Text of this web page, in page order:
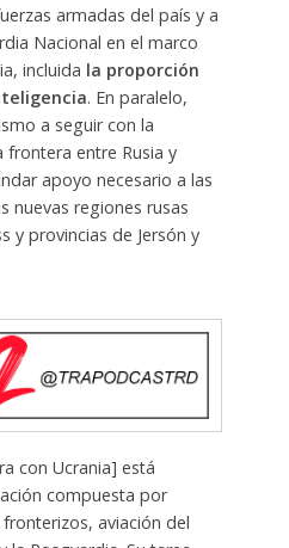
armadas del país y a
Nacional en el marco
incluida la proporción
. En paralelo,
a seguir con la
frontera entre Rusia y
apoyo necesario a las
nuevas regiones rusas
y provincias de Jersón y
con Ucrania] está
compuesta por
aviación del